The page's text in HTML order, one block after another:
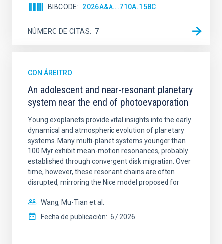
BIBCODE 2026A&A...710A.158C
NÚMERO DE CITAS 7
CON ÁRBITRO
An adolescent and near-resonant planetary
system near the end of photoevaporation
Young exoplanets provide vital insights into the early
dynamical and atmospheric evolution of planetary
systems. Many multi-planet systems younger than
100 Myr exhibit mean-motion resonances, probably
established through convergent disk migration. Over
time, however, these resonant chains are often
disrupted, mirroring the Nice model proposed for
Wang, Mu-Tian et al.
Fecha de publicación: 6 2026